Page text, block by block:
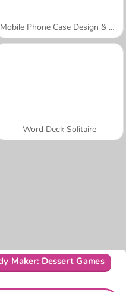
Mobile Phone Case Design & DIY
Word Deck Solitaire
Maker: Dessert Games